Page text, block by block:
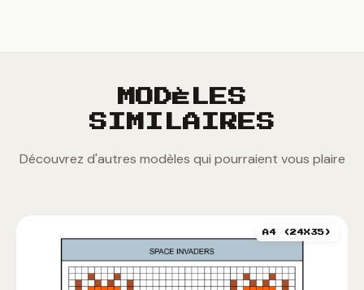
MODÈLES
SIMILAIRES
Découvrez d'autres modèles qui pourraient vous plaire
A4 (24X35)